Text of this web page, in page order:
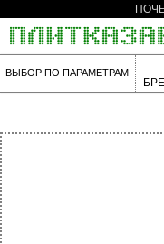
ВЫБОР ПО ПАРАМЕТРАМ